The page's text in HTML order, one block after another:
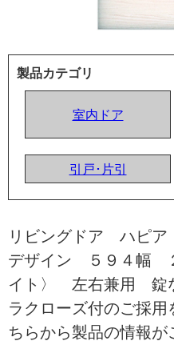
製品カテゴリ
室内ドア
引戸･片引
リビングドア ハピ
デザイン ５９４幅
イト〉 左右兼用 錠
ラクローズ付のご採用
ちらから製品の情報